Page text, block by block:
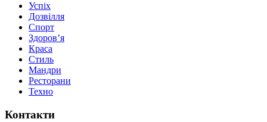
Успіх
Дозвілля
Спорт
Здоров’я
Краса
Стиль
Мандри
Ресторани
Техно
Контакти